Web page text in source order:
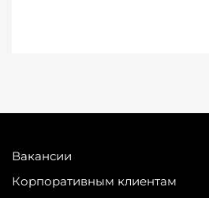
Вакансии
Корпоративным клиентам